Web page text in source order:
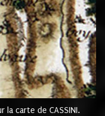
la carte de CASSINI.